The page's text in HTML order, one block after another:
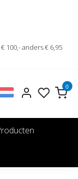
100,- anders € 6,95
0